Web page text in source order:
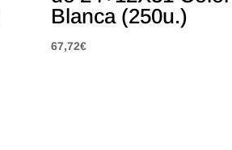
Blanca (250u.)
67,72€